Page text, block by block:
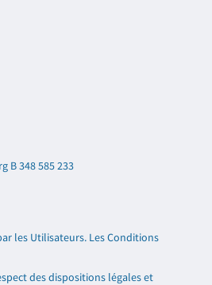
B 348 585 233
les Utilisateurs. Les Conditions
des dispositions légales et